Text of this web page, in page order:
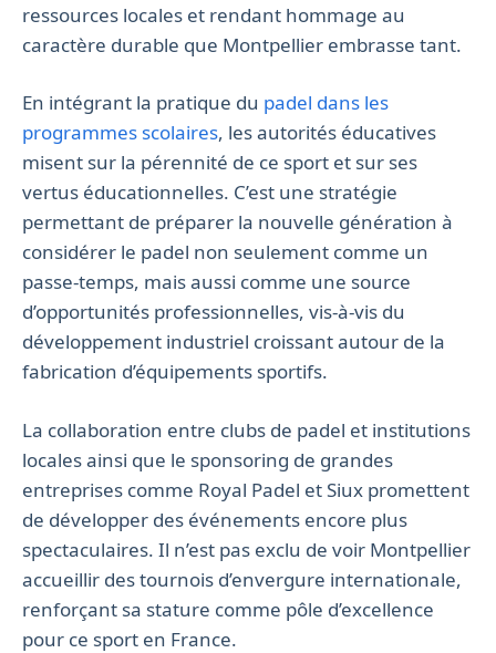
ressources locales et rendant hommage au
caractère durable que Montpellier embrasse tant.
En intégrant la pratique du padel dans les
programmes scolaires, les autorités éducatives
misent sur la pérennité de ce sport et sur ses
vertus éducationnelles. C’est une stratégie
permettant de préparer la nouvelle génération à
considérer le padel non seulement comme un
passe-temps, mais aussi comme une source
d’opportunités professionnelles, vis-à-vis du
développement industriel croissant autour de la
fabrication d’équipements sportifs.
La collaboration entre clubs de padel et institutions
locales ainsi que le sponsoring de grandes
entreprises comme Royal Padel et Siux promettent
de développer des événements encore plus
spectaculaires. Il n’est pas exclu de voir Montpellier
accueillir des tournois d’envergure internationale,
renforçant sa stature comme pôle d’excellence
pour ce sport en France.